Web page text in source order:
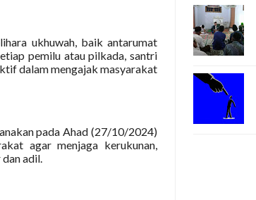
ukhuwah, baik antarumat
pemilu atau pilkada, santri
dalam mengajak masyarakat
pada Ahad (27/10/2024)
agar menjaga kerukunan,
adil.